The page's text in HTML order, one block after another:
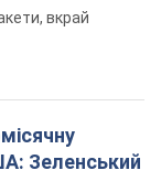
вкрай
Зеленський